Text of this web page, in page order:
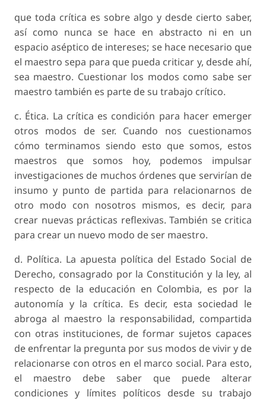
que toda crítica es sobre algo y desde cierto saber,
así como nunca se hace en abstracto ni en un
espacio aséptico de intereses; se hace necesario que
el maestro sepa para que pueda criticar y, desde ahí,
sea maestro. Cuestionar los modos como sabe ser
maestro también es parte de su trabajo crítico.
c. Ética. La crítica es condición para hacer emerger
otros modos de ser. Cuando nos cuestionamos
cómo terminamos siendo esto que somos, estos
maestros que somos hoy, podemos impulsar
investigaciones de muchos órdenes que servirían de
insumo y punto de partida para relacionarnos de
otro modo con nosotros mismos, es decir, para
crear nuevas prácticas reflexivas. También se critica
para crear un nuevo modo de ser maestro.
d. Política. La apuesta política del Estado Social de
Derecho, consagrado por la Constitución y la ley, al
respecto de la educación en Colombia, es por la
autonomía y la crítica. Es decir, esta sociedad le
abroga al maestro la responsabilidad, compartida
con otras instituciones, de formar sujetos capaces
de enfrentar la pregunta por sus modos de vivir y de
relacionarse con otros en el marco social. Para esto,
el maestro debe saber que puede alterar
condiciones y límites políticos desde su trabajo